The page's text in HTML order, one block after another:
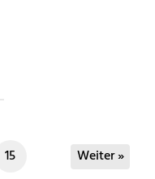
15 Weiter »